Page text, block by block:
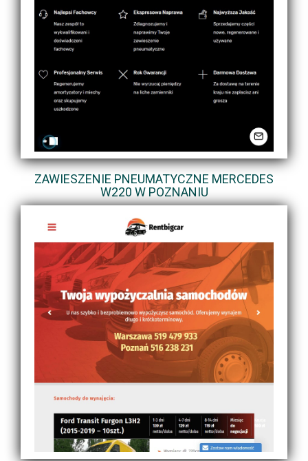
ZAWIESZENIE PNEUMATYCZNE MERCEDES
W220 W POZNANIU